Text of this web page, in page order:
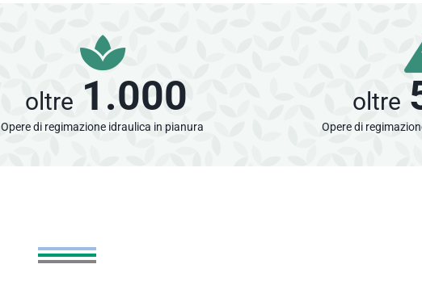
oltre 1.000
Opere di regimazione idraulica in pianura
oltre
Opere di